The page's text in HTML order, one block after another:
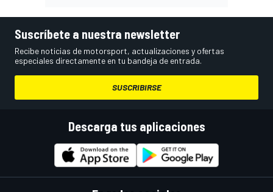
Suscríbete a nuestra newsletter
Recibe noticias de motorsport, actualizaciones y ofertas
especiales directamente en tu bandeja de entrada.
SUSCRIBIRSE
Descarga tus aplicaciones